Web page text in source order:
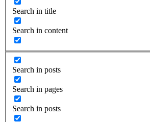
Search in title
Search in content
Search in posts
Search in pages
Search in posts